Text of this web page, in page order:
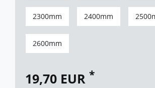
2300mm 2400mm
2600mm
19,70 EUR *